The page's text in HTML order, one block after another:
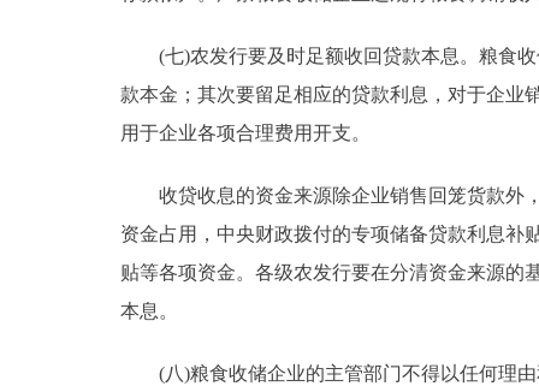
(七)农发行要及时足额收回贷款本息。粮食收
款本金；其次要留足相应的贷款利息，对于企业
用于企业各项合理费用开支。
收贷收息的资金来源除企业销售回笼货款外，
资金占用，中央财政拨付的专项储备贷款利息补
贴等各项资金。各级农发行要在分清资金来源的
本息。
(八)粮食收储企业的主管部门不得以任何理由